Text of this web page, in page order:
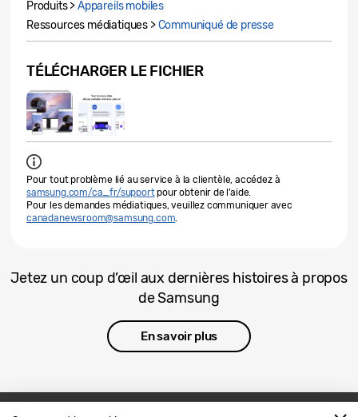
Produits >Appareils mobiles
Ressources médiatiques >Communiqué de presse
TÉLÉCHARGER LE FICHIER
Pour tout problème lié au service à la clientèle, accédez à
samsung.com/ca_fr/supportpour obtenir de l’aide.
Pour les demandes médiatiques, veuillez communiquer avec
canadanewsroom@samsung.com.
Jetez un coup d’œil aux dernières histoires à propos
de Samsung
En savoir plus